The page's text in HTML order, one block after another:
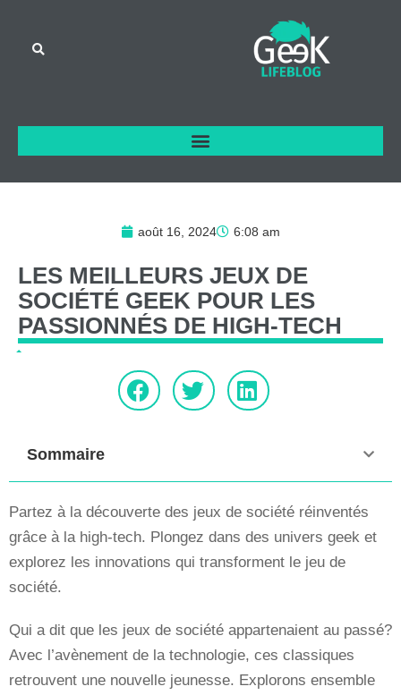
août 16, 2024 6:08 am
LES MEILLEURS JEUX DE
SOCIÉTÉ GEEK POUR LES
PASSIONNÉS DE HIGH-TECH
Sommaire
Partez à la découverte des jeux de société réinventés
grâce à la high-tech. Plongez dans des univers geek et
explorez les innovations qui transforment le jeu de
société.
Qui a dit que les jeux de société appartenaient au passé?
Avec l’avènement de la technologie, ces classiques
retrouvent une nouvelle jeunesse. Explorons ensemble